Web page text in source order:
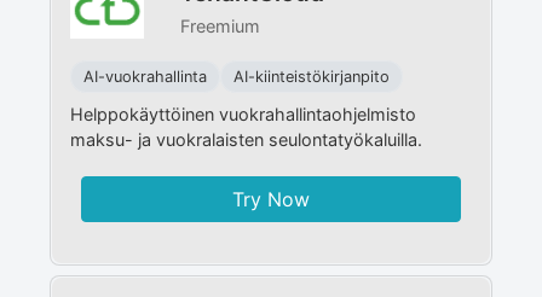
Freemium
AI-vuokrahallinta AI-kiinteistökirjanpito
Helppokäyttöinen vuokrahallintaohjelmisto
maksu- ja vuokralaisten seulontatyökaluilla.
Try Now